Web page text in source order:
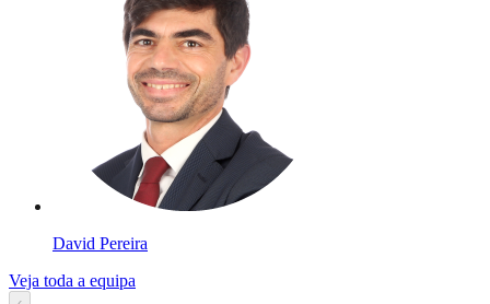
David Pereira
Veja toda a equipa